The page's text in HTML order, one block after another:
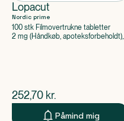
Lopacut
Nordic prime
100 stk Filmovertrukne tabletter
2 mg (Håndkøb, apoteksforbeholdt),
$nuværende pris
252,70 kr.
Påmind mig